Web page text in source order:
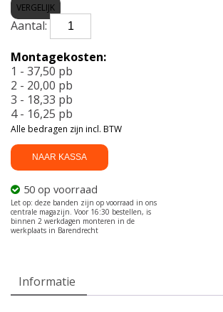
VERGELIJK
BRIDGESTONE-
TURANZA
6
Enliten
XL
185/55
R16
87V
aantal
NAAR KASSA
50 op voorraad
Montagekosten:
1 - 37,50 pb
2 - 20,00 pb
3 - 18,33 pb
4 - 16,25 pb
Alle bedragen zijn incl. BTW
Informatie